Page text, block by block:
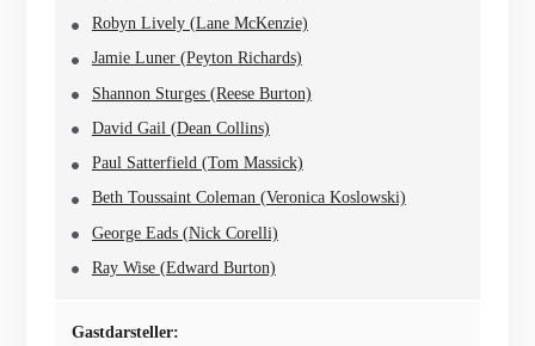
Robyn Lively (Lane McKenzie)
Jamie Luner (Peyton Richards)
Shannon Sturges (Reese Burton)
David Gail (Dean Collins)
Paul Satterfield (Tom Massick)
Beth Toussaint Coleman (Veronica Koslowski)
George Eads (Nick Corelli)
Ray Wise (Edward Burton)
Gastdarsteller: